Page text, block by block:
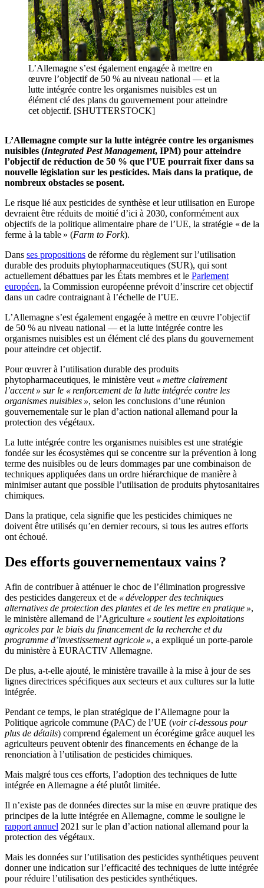
L’Allemagne s’est également engagée à mettre en
œuvre l’objectif de 50 % au niveau national — et la
lutte intégrée contre les organismes nuisibles est un
élément clé des plans du gouvernement pour atteindre
cet objectif. [SHUTTERSTOCK]
L’Allemagne compte sur la lutte intégrée contre les organismes
nuisibles (Integrated Pest Management, IPM) pour atteindre
l’objectif de réduction de 50 % que l’UE pourrait fixer dans sa
nouvelle législation sur les pesticides. Mais dans la pratique, de
nombreux obstacles se posent.
Le risque lié aux pesticides de synthèse et leur utilisation en Europe
devraient être réduits de moitié d’ici à 2030, conformément aux
objectifs de la politique alimentaire phare de l’UE, la stratégie « de la
ferme à la table » (Farm to Fork).
Dans ses propositions de réforme du règlement sur l’utilisation
durable des produits phytopharmaceutiques (SUR), qui sont
actuellement débattues par les États membres et le Parlement
européen, la Commission européenne prévoit d’inscrire cet objectif
dans un cadre contraignant à l’échelle de l’UE.
L’Allemagne s’est également engagée à mettre en œuvre l’objectif
de 50 % au niveau national — et la lutte intégrée contre les
organismes nuisibles est un élément clé des plans du gouvernement
pour atteindre cet objectif.
Pour œuvrer à l’utilisation durable des produits
phytopharmaceutiques, le ministère veut « mettre clairement
l’accent » sur le « renforcement de la lutte intégrée contre les
organismes nuisibles », selon les conclusions d’une réunion
gouvernementale sur le plan d’action national allemand pour la
protection des végétaux.
La lutte intégrée contre les organismes nuisibles est une stratégie
fondée sur les écosystèmes qui se concentre sur la prévention à long
terme des nuisibles ou de leurs dommages par une combinaison de
techniques appliquées dans un ordre hiérarchique de manière à
minimiser autant que possible l’utilisation de produits phytosanitaires
chimiques.
Dans la pratique, cela signifie que les pesticides chimiques ne
doivent être utilisés qu’en dernier recours, si tous les autres efforts
ont échoué.
Des efforts gouvernementaux vains ?
Afin de contribuer à atténuer le choc de l’élimination progressive
des pesticides dangereux et de « développer des techniques
alternatives de protection des plantes et de les mettre en pratique »,
le ministère allemand de l’Agriculture « soutient les exploitations
agricoles par le biais du financement de la recherche et du
programme d’investissement agricole », a expliqué un porte-parole
du ministère à EURACTIV Allemagne.
De plus, a-t-elle ajouté, le ministère travaille à la mise à jour de ses
lignes directrices spécifiques aux secteurs et aux cultures sur la lutte
intégrée.
Pendant ce temps, le plan stratégique de l’Allemagne pour la
Politique agricole commune (PAC) de l’UE (voir ci-dessous pour
plus de détails) comprend également un écorégime grâce auquel les
agriculteurs peuvent obtenir des financements en échange de la
renonciation à l’utilisation de pesticides chimiques.
Mais malgré tous ces efforts, l’adoption des techniques de lutte
intégrée en Allemagne a été plutôt limitée.
Il n’existe pas de données directes sur la mise en œuvre pratique des
principes de la lutte intégrée en Allemagne, comme le souligne le
rapport annuel 2021 sur le plan d’action national allemand pour la
protection des végétaux.
Mais les données sur l’utilisation des pesticides synthétiques peuvent
donner une indication sur l’efficacité des techniques de lutte intégrée
pour réduire l’utilisation des pesticides synthétiques.